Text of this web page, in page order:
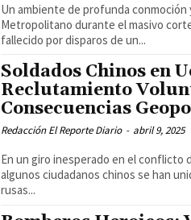
Un ambiente de profunda
Metropolitano durante el masivo
fallecido por disparos de un...
Soldados Chinos en
Reclutamiento
Consecuencias
Redacción El Reporte Diario - abril 9, 2025
En un giro inesperado en el conflicto
algunos ciudadanos chinos se han
rusas...